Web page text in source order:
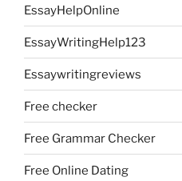
EssayHelpOnline
EssayWritingHelp123
Essaywritingreviews
Free checker
Free Grammar Checker
Free Online Dating